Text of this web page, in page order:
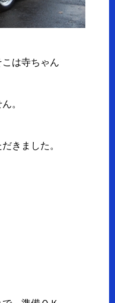
は寺ちゃん
。
きました。